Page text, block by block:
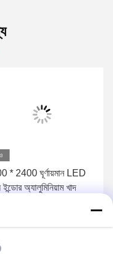
* 2400 ঘূর্ণায়মান LED
ইন্ডোর অ্যালুমিনিয়াম খাদ
সেরা দাম পান